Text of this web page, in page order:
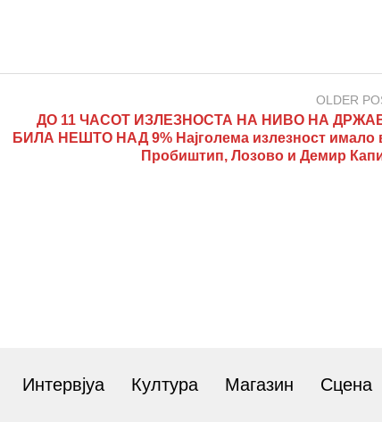
OLDER
ДО 11 ЧАСОТ ИЗЛЕЗНОСТА НА НИВО НА
БИЛА НЕШТО НАД 9% Најголема излезност имало
Пробиштип, Лозово и Демир
Интервјуа Култура Магазин Сцена